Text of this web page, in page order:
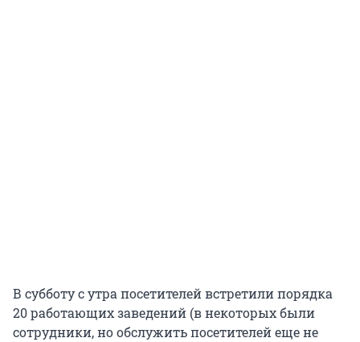
В субботу с утра посетителей встретили порядка
20 работающих заведений (в некоторых были
сотрудники, но обслужить посетителей еще не